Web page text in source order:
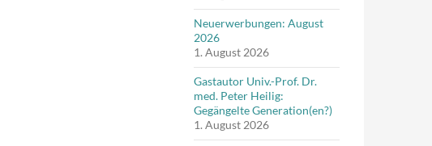
Neuerwerbungen: August
2026
1. August 2026
Gastautor Univ.-Prof. Dr.
med. Peter Heilig:
Gegängelte Generation(en?)
1. August 2026